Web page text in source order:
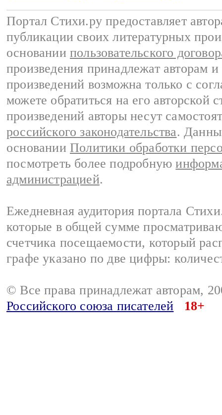
Портал Стихи.ру предоставляет
публикации своих литературных
основании пользовательского
произведения принадлежат авторам
произведений возможна только с
можете обратиться на его авторской
произведений авторы несут
российского законодательства.
основании Политики обработки
посмотреть более подробную
администрацией.
Ежедневная аудитория портала
которые в общей сумме
счетчика посещаемости, который
графе указано по две цифры:
© Все права принадлежат авторам,
Российского союза писателей
18+